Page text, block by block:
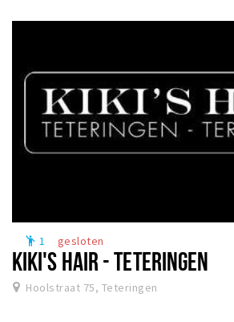
emoji_people 1 gesloten
KIKI'S HAIR - TETERINGEN
Hoolstraat 75, Teteringen